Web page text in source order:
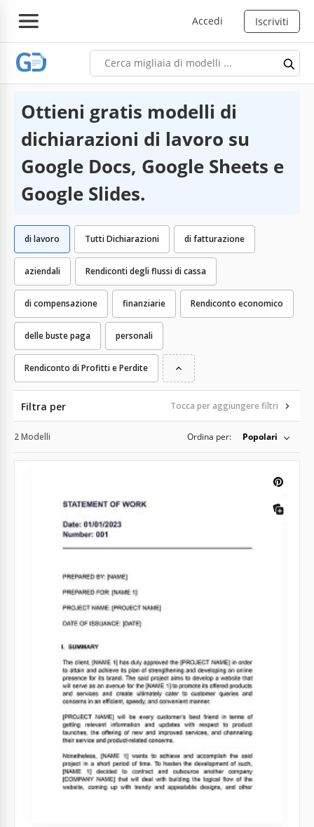
Accedi Iscriviti
Ottieni gratis modelli di
dichiarazioni di lavoro su
Google Docs, Google Sheets e
Google Slides.
Tutti Dichiarazioni di fatturazione
aziendali Rendiconti degli flussi di cassa
di compensazione finanziarie Rendiconto economico
delle buste paga personali
Rendiconto di Profitti e Perdite
di lavoro
Filtra per Tocca per aggiungere filtri
2 Modelli Ordina per: Popolari